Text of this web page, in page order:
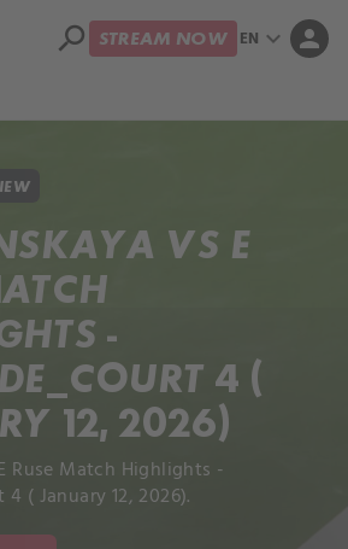
search STREAM NOW EN expand_more person
VS E
-
4 (
12, 2026)
Ruse Match Highlights -
4 ( January 12, 2026).